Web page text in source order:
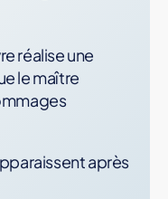
réalise une
le maître
après